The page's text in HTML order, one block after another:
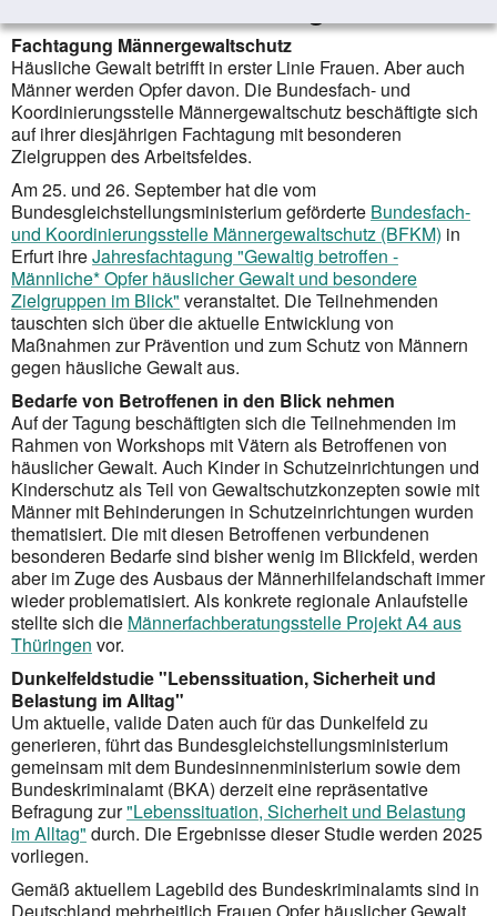
Fachtagung Männergewaltschutz
Häusliche Gewalt betrifft in erster Linie Frauen. Aber auch
Männer werden Opfer davon. Die Bundesfach- und
Koordinierungsstelle Männergewaltschutz beschäftigte sich
auf ihrer diesjährigen Fachtagung mit besonderen
Zielgruppen des Arbeitsfeldes.
Am 25. und 26. September hat die vom
Bundesgleichstellungsministerium geförderte Bundesfach-
und Koordinierungsstelle Männergewaltschutz (BFKM) in
Erfurt ihreJahresfachtagung "Gewaltig betroffen -
Männliche* Opfer häuslicher Gewalt und besondere
Zielgruppen im Blick" veranstaltet. Die Teilnehmenden
tauschten sich über die aktuelle Entwicklung von
Maßnahmen zur Prävention und zum Schutz von Männern
gegen häusliche Gewalt aus.
Bedarfe von Betroffenen in den Blick nehmen
Auf der Tagung beschäftigten sich die Teilnehmenden im
Rahmen von Workshops mit Vätern als Betroffenen von
häuslicher Gewalt. Auch Kinder in Schutzeinrichtungen und
Kinderschutz als Teil von Gewaltschutzkonzepten sowie mit
Männer mit Behin­derungen in Schutzeinrichtungen wurden
thematisiert. Die mit diesen Betroffenen verbundenen
besonderen Bedarfe sind bisher wenig im Blickfeld, werden
aber im Zuge des Ausbaus der Männerhilfelandschaft immer
wieder problematisiert. Als konkrete regionale Anlaufstelle
stellte sich die Männerfachberatungsstelle Projekt A4 aus
Thüringen vor.
Dunkelfeldstudie "Lebenssituation, Sicherheit und
Belastung im Alltag"
Um aktuelle, valide Daten auch für das Dunkelfeld zu
generieren, führt das Bundesgleichstellungsministerium
gemeinsam mit dem Bundesinnenministerium sowie dem
Bundeskriminalamt (BKA) derzeit eine repräsentative
Befragung zur"Lebenssituation, Sicherheit und Belastung
im Alltag" durch. Die Ergebnisse dieser Studie werden 2025
vorliegen.
Gemäß aktuellem Lagebild des Bundeskriminalamts sind in
Deutschland mehrheitlich Frauen Opfer häuslicher Gewalt.